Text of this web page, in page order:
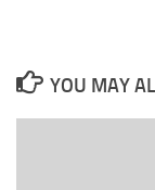
YOU MAY